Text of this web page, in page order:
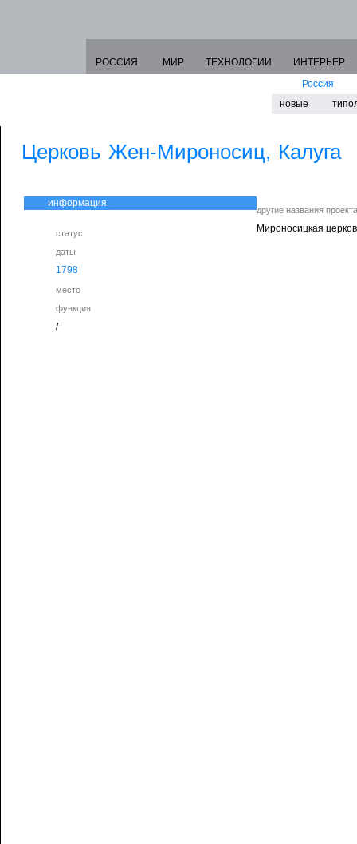
РОССИЯ МИР ТЕХНОЛОГИИ
ИНТЕРЬЕР
Россия
новые
Церковь Жен-Мироносиц, Калуга
информация:
статус
даты
1798
место
функция
/
другие названия проекта
Мироносицкая